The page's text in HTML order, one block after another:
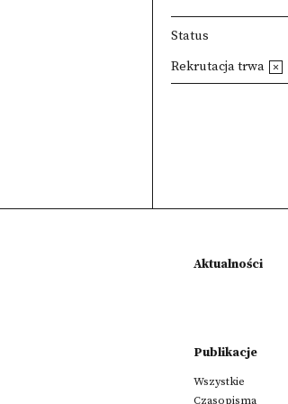
Status
Rekrutacja trwa
Aktualności
Publikacje
Wszystkie
Czasopisma